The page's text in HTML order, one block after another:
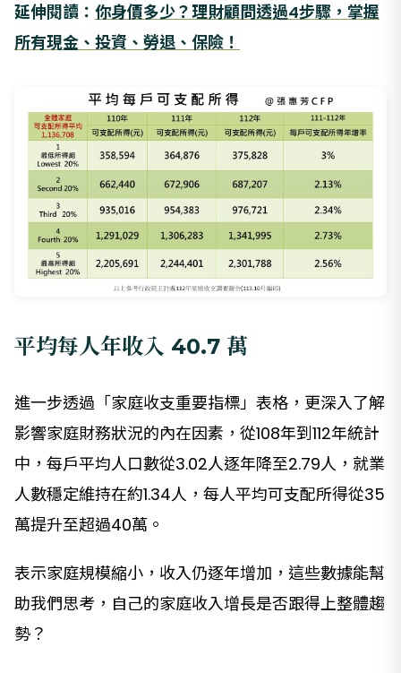
延伸閱讀： 你身價多少？理財顧問透過4步驟，掌握
所有現金、投資、勞退、保險！
平均每人年收入 40.7 萬
進一步透過「家庭收支重要指標」表格，更深入了解
影響家庭財務狀況的內在因素，從108年到112年統計
中，每戶平均人口數從3.02人逐年降至2.79人，就業
人數穩定維持在約1.34人，每人平均可支配所得從35
萬提升至超過40萬。
表示家庭規模縮小，收入仍逐年增加，這些數據能幫
助我們思考，自己的家庭收入增長是否跟得上整體趨
勢？